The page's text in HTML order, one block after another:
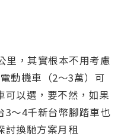
里，其實根本不用考慮
動機車（2～3萬）可
可以選，要不然，如果
3～4千新台幣腳踏車也
討換馳方案月租